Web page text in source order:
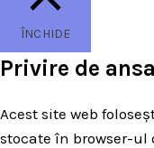
ÎNCHIDE
Privire de
Acest site web
stocate în browser-ul